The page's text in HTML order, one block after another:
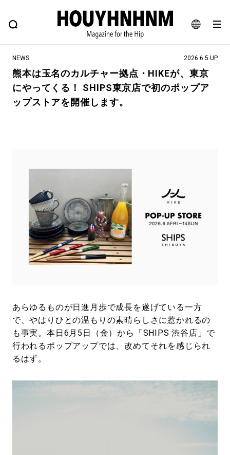
JA
EN
FEATURE BLOG SNAP
ヒップなファッション、カルチャー、ライフスタイルWEBマガジン
#注目のタグ
#ととけん #FASHION #MUSIC #MOVIE
#LIFESTYLE #SNEAKER #OUTDOOR
#SPORTS #HANDSOME HANDBOOK
NEWS 2026.6.5 UP
熊本は玉名のカルチャー拠点・HIKEが、東京
にやってくる！ SHIPS東京店で初のポップア
ップストアを開催します。
あらゆるものが日進月歩で成長を遂げている一方
で、やはりひとの温もりの素晴らしさに惹かれるの
も事実。本日6月5日（金）から「SHIPS 渋谷店」で
行われるポップアップでは、改めてそれを感じられ
るはず。